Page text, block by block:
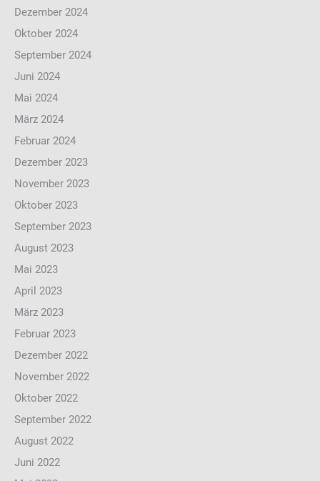
Dezember 2024
Oktober 2024
September 2024
Juni 2024
Mai 2024
März 2024
Februar 2024
Dezember 2023
November 2023
Oktober 2023
September 2023
August 2023
Mai 2023
April 2023
März 2023
Februar 2023
Dezember 2022
November 2022
Oktober 2022
September 2022
August 2022
Juni 2022